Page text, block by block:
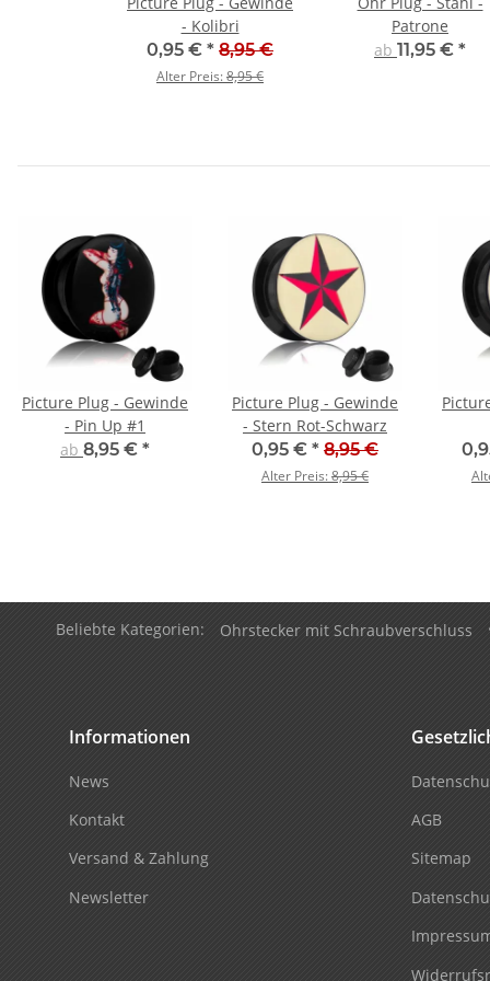
- Kolibri
0,95 € * 8,95 €
Alter Preis:8,95 €
Patrone
ab 11,95 € *
Picture Plug - Gewinde
- Pin Up #1
ab 8,95 € *
Picture Plug - Gewinde
- Stern Rot-Schwarz
0,95 € * 8,95 €
Alter Preis:8,95 €
Beliebte Kategorien: Ohrstecker mit Schraubverschluss
Informationen
News
Kontakt
Versand & Zahlung
Newsletter
AGB
Sitemap